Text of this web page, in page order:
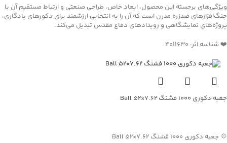
ویژگی‌های برجسته این محصول، ابعاد خاص، طراحی صنعتی و ارتباط مستقیم آن با
جنگ‌افزارهای ضدزره مدرن است که آن را به انتخابی ارزشمند برای دکورهای یادگاری،
پروژه‌های نمایشگاهی و رویدادهای دفاع مقدس تبدیل می‌کند.
❤️ شناسه اثر: 4011630
جعبه دکوری ۱۰۰۰ فشنگ ۷.۶۲×۵۲ Ball
💠 جعبه دکوری ۱۰۰۰ فشنگ ۷.۶۲×۵۲ Ball